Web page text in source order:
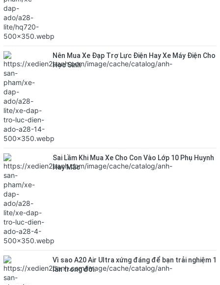
Nên Mua Xe Đạp Trợ Lực Điện Hay Xe Máy Điện Cho
Học Sinh
Sai Lầm Khi Mua Xe Cho Con Vào Lớp 10 Phụ Huynh
Hay Mắc
Vì sao A20 Air Ultra xứng đáng để bạn trải nghiệm 1
lần trong đời.